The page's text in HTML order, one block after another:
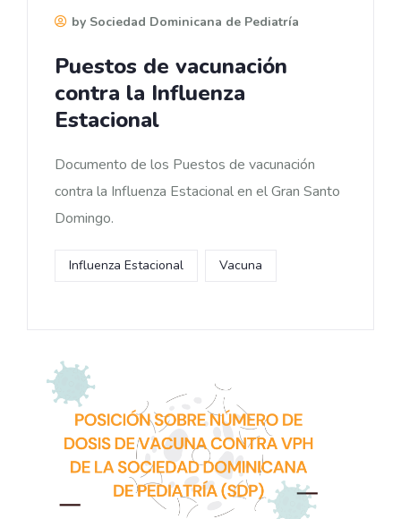
by Sociedad Dominicana de Pediatría
Puestos de vacunación
contra la Influenza
Estacional
Documento de los Puestos de vacunación
contra la Influenza Estacional en el Gran Santo
Domingo.
Influenza Estacional Vacuna